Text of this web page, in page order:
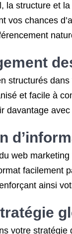
la structure et
vos chances
structurés
et facile à
davantage
web
facilement
ainsi
votre